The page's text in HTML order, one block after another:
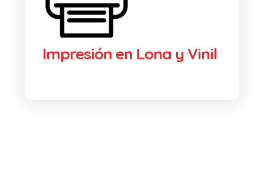
Impresión en Lona y Vinil